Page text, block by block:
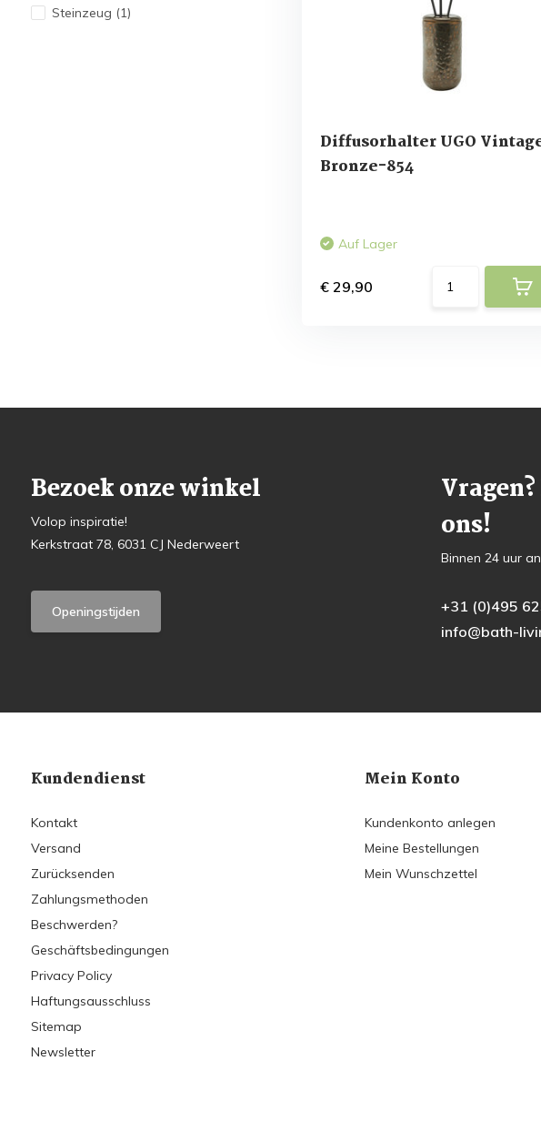
Steinzeug (1)
Diffusorhalter UGO
Bronze-854
Auf Lager
€ 29,90
Bezoek onze winkel
Volop inspiratie!
Kerkstraat 78, 6031 CJ Nederweert
Openingstijden
ons!
Binnen 24 uur
+31 (0)495
info@bath-
Kundendienst
Kontakt
Versand
Zurücksenden
Zahlungsmethoden
Beschwerden?
Geschäftsbedingungen
Privacy Policy
Haftungsausschluss
Sitemap
Newsletter
Mein Konto
Kundenkonto anlegen
Meine Bestellungen
Mein Wunschzettel